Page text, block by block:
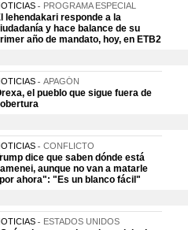
PROGRAMA ESPECIAL
lehendakari responde a la
y hace balance de su
año de mandato, hoy, en ETB2
APAGÓN
el pueblo que sigue fuera de
CONFLICTO
dice que saben dónde está
aunque no van a matarle
ahora": "Es un blanco fácil"
ESTADOS UNIDOS